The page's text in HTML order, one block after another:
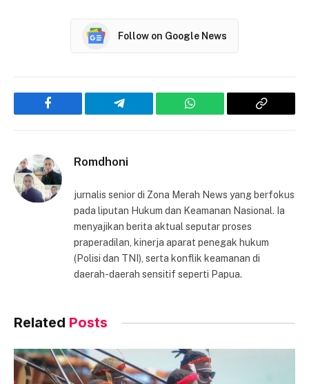
Follow on Google News
Facebook Telegram WhatsApp
Copy
Romdhoni
jurnalis senior di Zona Merah News yang berfokus
pada liputan Hukum dan Keamanan Nasional. Ia
menyajikan berita aktual seputar proses
praperadilan, kinerja aparat penegak hukum
(Polisi dan TNI), serta konflik keamanan di
daerah-daerah sensitif seperti Papua.
Related Posts